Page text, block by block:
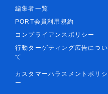
編集者一覧
PORT会員利用規約
コンプライアンスポリシー
行動ターゲティング広告につい
て
カスタマーハラスメントポリシ
ー